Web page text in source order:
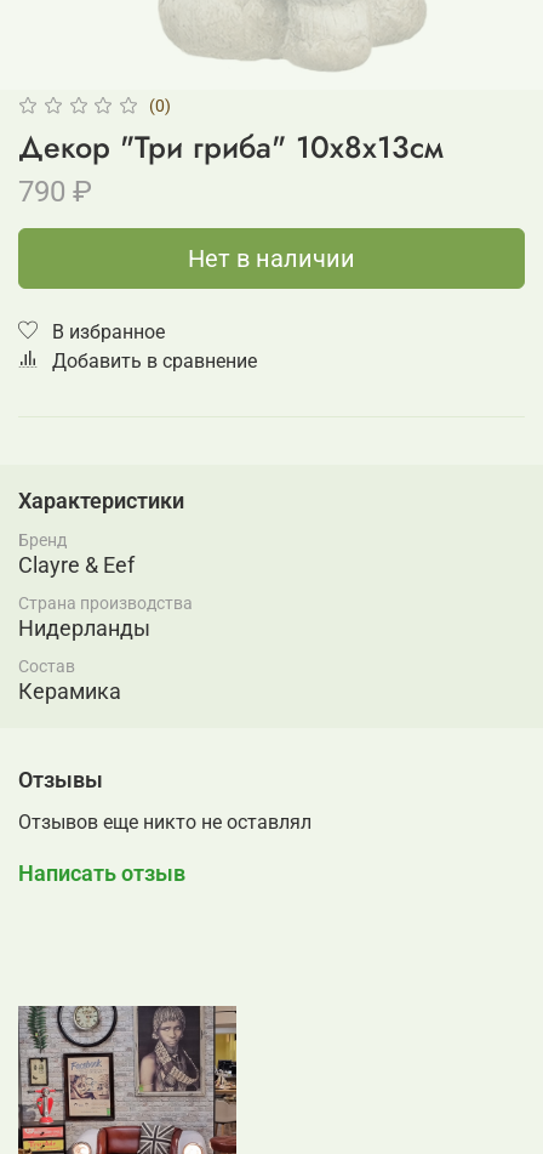
(0)
Декор "Три гриба" 10x8x13см
790 ₽
Нет в наличии
В избранное
Добавить в сравнение
Характеристики
Бренд
Clayre & Eef
Страна производства
Нидерланды
Состав
Керамика
Отзывы
Отзывов еще никто не оставлял
Написать отзыв